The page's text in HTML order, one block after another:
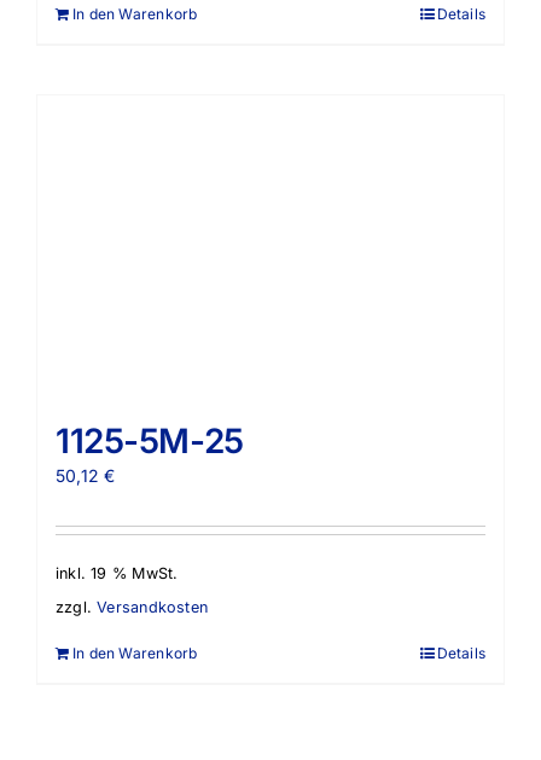
In den Warenkorb Details
1125-5M-25
50,12€
inkl. 19 % MwSt.
zzgl.Versandkosten
In den Warenkorb Details